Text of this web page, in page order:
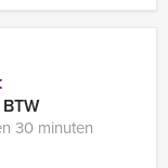
30 minuten